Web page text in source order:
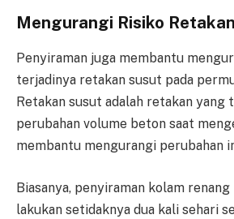
Mengurangi Risiko
Penyiraman juga membantu
terjadinya retakan susut pada
Retakan susut adalah retakan yang
perubahan volume beton saat
membantu mengurangi perubahan
Biasanya, penyiraman kolam
lakukan setidaknya dua kali sehari